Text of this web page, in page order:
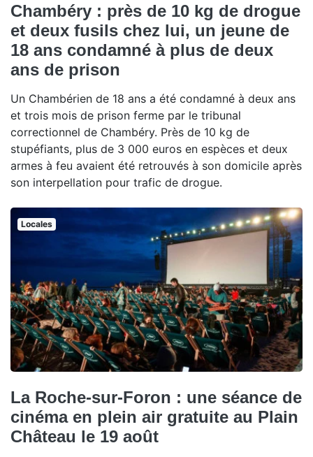
Chambéry : près de 10 kg de drogue
et deux fusils chez lui, un jeune de
18 ans condamné à plus de deux
ans de prison
Un Chambérien de 18 ans a été condamné à deux ans
et trois mois de prison ferme par le tribunal
correctionnel de Chambéry. Près de 10 kg de
stupéfiants, plus de 3 000 euros en espèces et deux
armes à feu avaient été retrouvés à son domicile après
son interpellation pour trafic de drogue.
Locales
La Roche-sur-Foron : une séance de
cinéma en plein air gratuite au Plain
Château le 19 août